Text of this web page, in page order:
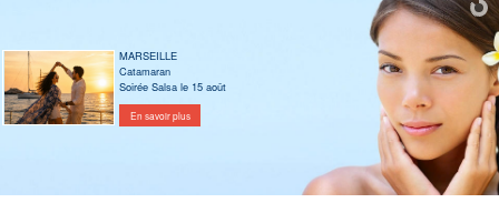
MARSEILLE
Catamaran
Soirée Salsa le 15 août
En savoir plus